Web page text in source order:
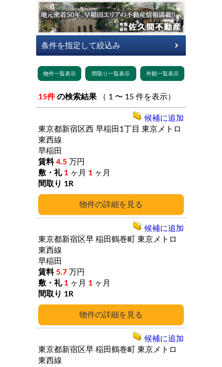
15件 の検索結果 （ 1 〜 15 件を表示）
詳細
東京都新宿区西 早稲田1丁目 東京メトロ
東西線
早稲田
4.5 万円
1 ヶ月 1 ヶ月
1R
候補に追加
詳細
東京都新宿区早 稲田鶴巻町 東京メトロ
東西線
早稲田
5.7 万円
1 ヶ月 1 ヶ月
1R
候補に追加
東京都新宿区早 稲田鶴巻町 東京メトロ
東西線
候補に追加